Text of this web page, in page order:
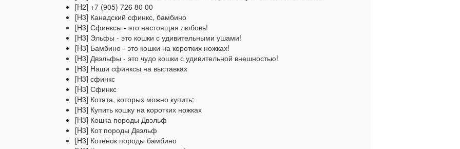
[H2] +7 (905) 726 80 00
[H3] Канадский сфинкс, бамбино
[H3] Сфинксы - это настоящая любовь!
[H3] Эльфы - это кошки с удивительными ушами!
[H3] Бамбино - это кошки на коротких ножках!
[H3] Двэльфы - это чудо кошки с удивительной внешностью!
[H3] Наши сфинксы на выставках
[H3] сфинкс
[H3] Сфинкс
[H3] Котята, которых можно купить:
[H3] Купить кошку на коротких ножках
[H3] Кошка породы Двэльф
[H3] Кот породы Двэльф
[H3] Котенок породы бамбино